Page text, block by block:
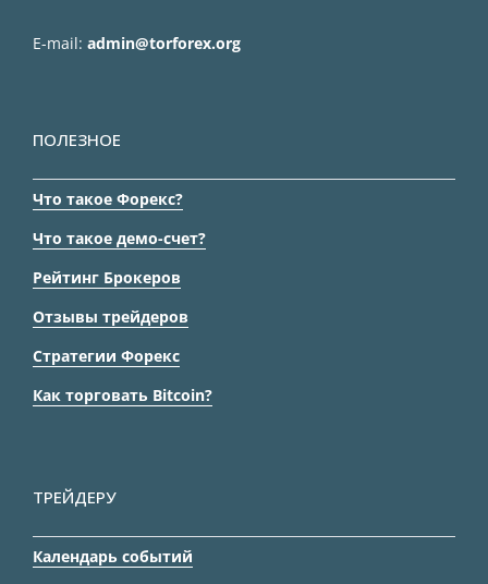
E-mail: admin@torforex.org
ПОЛЕЗНОЕ
Что такое Форекс?
Что такое демо-счет?
Рейтинг Брокеров
Отзывы трейдеров
Стратегии Форекс
Как торговать Bitcoin?
ТРЕЙДЕРУ
Календарь событий